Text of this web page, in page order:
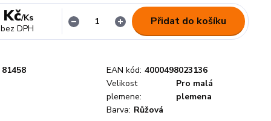
/Ks
bez DPH
Přidat do košíku
81458 EAN kód: 4000498023136
Velikost
plemene:
Pro malá
plemena
Barva: Růžová